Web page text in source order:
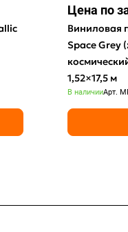
Цена по
Виниловая
Space Grey
1,52×17,5 м
В наличииАрт.